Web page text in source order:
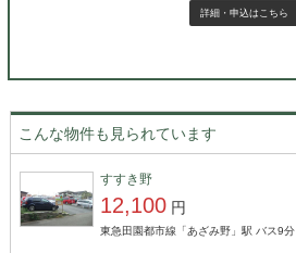
詳細・申込はこちら
こんな物件も見られています
すすき野
12,100 円
東急田園都市線「あざみ野」駅 バス9分